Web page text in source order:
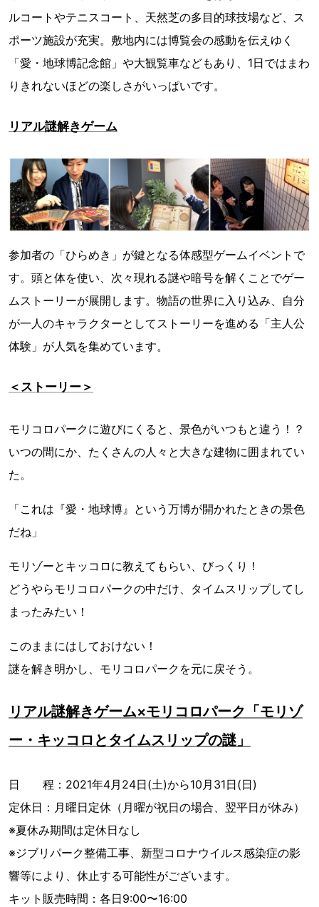
ルコートやテニスコート、天然芝の多目的球技場など、ス
ポーツ施設が充実。敷地内には博覧会の感動を伝えゆく
「愛・地球博記念館」や大観覧車などもあり、1日ではまわ
りきれないほどの楽しさがいっぱいです。
リアル謎解きゲーム
参加者の「ひらめき」が鍵となる体感型ゲームイベントで
す。頭と体を使い、次々現れる謎や暗号を解くことでゲー
ムストーリーが展開します。物語の世界に入り込み、自分
が一人のキャラクターとしてストーリーを進める「主人公
体験」が人気を集めています。
＜ストーリー＞
モリコロパークに遊びにくると、景色がいつもと違う！？
いつの間にか、たくさんの人々と大きな建物に囲まれてい
た。
「これは『愛・地球博』という万博が開かれたときの景色
だね」
モリゾーとキッコロに教えてもらい、びっくり！
どうやらモリコロパークの中だけ、タイムスリップしてし
まったみたい！
このままにはしておけない！
謎を解き明かし、モリコロパークを元に戻そう。
リアル謎解きゲーム×モリコロパーク「モリゾ
ー・キッコロとタイムスリップの謎」
日 程：2021年4月24日(土)から10月31日(日)
定休日：月曜日定休（月曜が祝日の場合、翌平日が休み）
※夏休み期間は定休日なし
※ジブリパーク整備工事、新型コロナウイルス感染症の影
響等により、休止する可能性がございます。
キット販売時間：各日9:00〜16:00